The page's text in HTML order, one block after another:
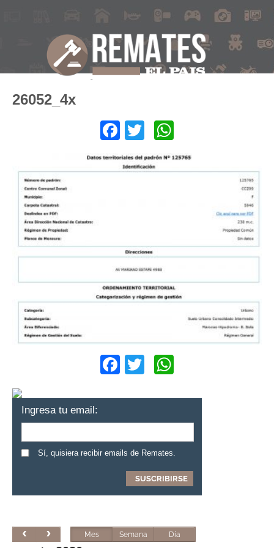
26052_4x
Facebook
Twitter
Facebook
Twitter
Ingresa tu email:
Sí, quisiera recibir emails de Remates.
Mes Semana Día